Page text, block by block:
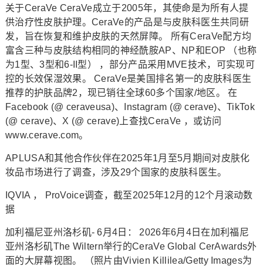
关于CeraVe CeraVe成立于2005年，其使命是为所有人提
供治疗性皮肤护理。CeraVe的产品是与皮肤科医生共同研
发，旨在恢复和维护皮肤的天然屏障。 所有CeraVe配方均
富含三种与皮肤结构相同的神经酰胺AP、NP和EOP （也称
为1型、3型和6-II型） ，部分产品采用MVE技术，可实现可
控的长效保湿效果。 CeraVe是美国排名第一的皮肤科医生
推荐的护肤品牌2，现已销往全球60多个国家/地区。 在
Facebook (@ ceraveusa)、Instagram (@ cerave)、TikTok
(@ cerave)、X (@ cerave)上查找CeraVe ，或访问
www.cerave.com。
APLUSA和其他合作伙伴在2025年1月至5月期间对皮肤化
妆品市场进行了调查，涉及29个国家的皮肤科医生。
IQVIA ， ProVoice调查，截至2025年12月的12个月滚动数
据
加利福尼亚州洛杉矶- 6月4日： 2026年6月4日在加利福尼
亚州洛杉矶The Wiltern举行的CeraVe Global CerAwards外
面的大屏幕视图。 （照片由Vivien Killilea/Getty Images为